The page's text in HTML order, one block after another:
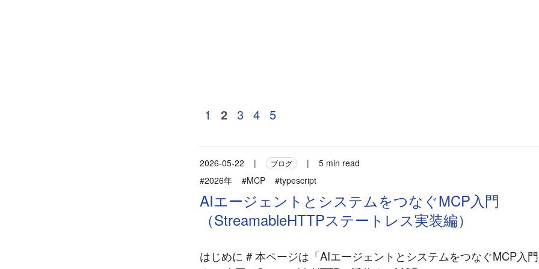
1 2 3 4 5
2026-05-22 | ブログ |
5 min read
#2026年
#MCP #typescript
AIエージェントとシステムをつなぐMCP入門
（StreamableHTTPステートレス実装編）
はじめに # 本ページは「AIエージェントとシステムをつなぐMCP入